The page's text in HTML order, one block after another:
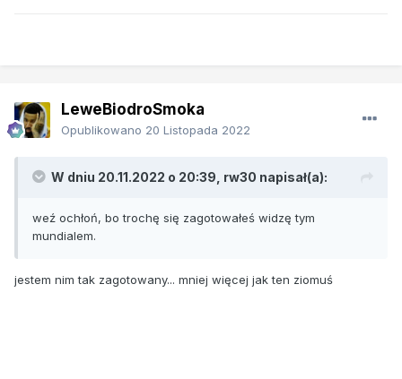
LeweBiodroSmoka
Opublikowano 20 Listopada 2022
W dniu 20.11.2022 o 20:39, rw30 napisał(a):
weź ochłoń, bo trochę się zagotowałeś widzę tym
mundialem.
jestem nim tak zagotowany... mniej więcej jak ten ziomuś